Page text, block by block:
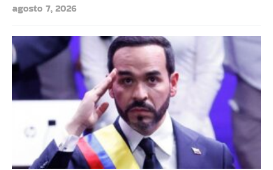
agosto 7, 2026